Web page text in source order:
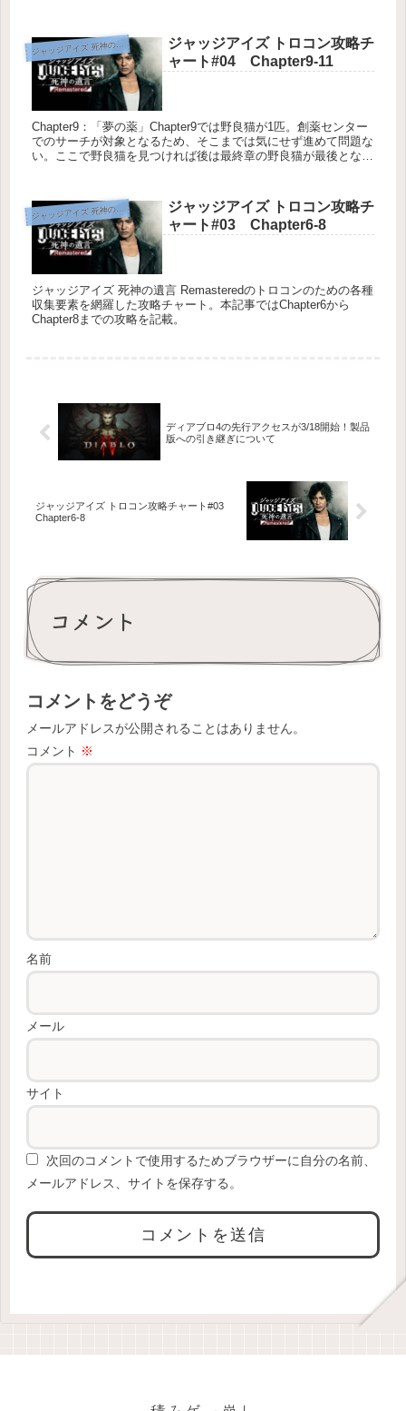
ジ
ャッジアイズ 死神の遺言
ジャッジアイズ トロコン攻略チ
ャート#04 Chapter9-11
Chapter9：「夢の薬」Chapter9では野良猫が1匹。創薬センター
でのサーチが対象となるため、そこまでは気にせず進めて問題な
い。ここで野良猫を見つければ後は最終章の野良猫が最後とな
ジ
ャッジアイズ 死神の遺言
ジャッジアイズ トロコン攻略チ
ャート#03 Chapter6-8
ジャッジアイズ 死神の遺言 Remasteredのトロコンのための各種
収集要素を網羅した攻略チャート。本記事ではChapter6から
Chapter8までの攻略を記載。
ディアブロ4の先行アクセスが3/18開始！製品
版への引き継ぎについて
ジャッジアイズ トロコン攻略チャート#03
Chapter6-8
コメント
コメントをどうぞ
メールアドレスが公開されることはありません。
コメント ※
名前
メール
サイト
次回のコメントで使用するためブラウザーに自分の名前、
メールアドレス、サイトを保存する。